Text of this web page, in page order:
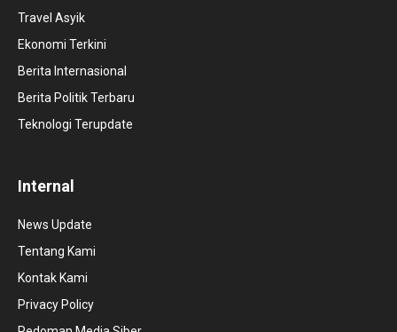
Travel Asyik
Ekonomi Terkini
Berita Internasional
Berita Politik Terbaru
Teknologi Terupdate
Internal
News Update
Tentang Kami
Kontak Kami
Privacy Policy